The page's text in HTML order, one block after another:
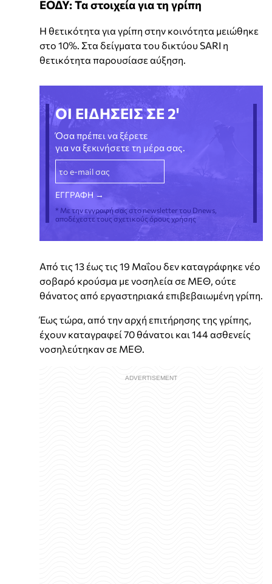
ΕΟΔΥ: Τα στοιχεία για τη γρίπη
Η θετικότητα για γρίπη στην κοινότητα μειώθηκε
στο 10%. Στα δείγματα του δικτύου SARI η
θετικότητα παρουσίασε αύξηση.
ΟΙ ΕΙΔΗΣΕΙΣ ΣΕ 2'
Όσα πρέπει να ξέρετε
για να ξεκινήσετε τη μέρα σας.
* Με την εγγραφή σας στο newsletter του Dnews,
αποδέχεστε τους σχετικούς όρους χρήσης
Από τις 13 έως τις 19 Μαΐου δεν καταγράφηκε νέο
σοβαρό κρούσμα με νοσηλεία σε ΜΕΘ, ούτε
θάνατος από εργαστηριακά επιβεβαιωμένη γρίπη.
Έως τώρα, από την αρχή επιτήρησης της γρίπης,
έχουν καταγραφεί 70 θάνατοι και 144 ασθενείς
νοσηλεύτηκαν σε ΜΕΘ.